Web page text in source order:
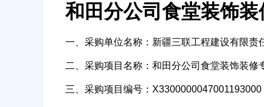
和田分公司食堂装饰
一、采购单位名称：新疆三联工程建设有限责
二、采购项目名称：和田分公司食堂装饰装修
三、采购项目编号：X3300000047001193000